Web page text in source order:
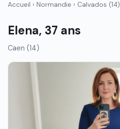
Accueil › Normandie › Calvados (14)
Elena, 37 ans
Caen (14)